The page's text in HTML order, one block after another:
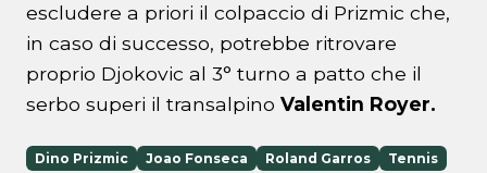
escludere a priori il colpaccio di Prizmic che,
in caso di successo, potrebbe ritrovare
proprio Djokovic al 3° turno a patto che il
serbo superi il transalpino Valentin Royer.
Dino Prizmic Joao Fonseca Roland Garros Tennis